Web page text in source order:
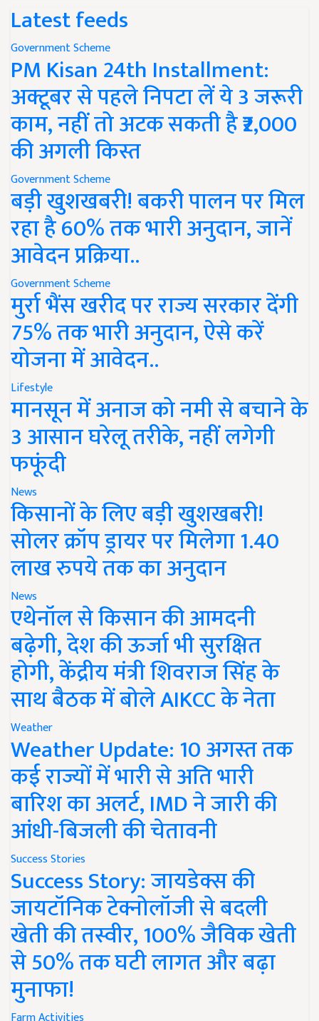
Latest feeds
Government Scheme
PM Kisan 24th Installment:
अक्टूबर से पहले निपटा लें ये 3 जरूरी
काम, नहीं तो अटक सकती है ₹2,000
की अगली किस्त
Government Scheme
बड़ी खुशखबरी! बकरी पालन पर मिल
रहा है 60% तक भारी अनुदान, जानें
आवेदन प्रक्रिया..
Government Scheme
मुर्रा भैंस खरीद पर राज्य सरकार देंगी
75% तक भारी अनुदान, ऐसे करें
योजना में आवेदन..
Lifestyle
मानसून में अनाज को नमी से बचाने के
3 आसान घरेलू तरीके, नहीं लगेगी
फफूंदी
News
किसानों के लिए बड़ी खुशखबरी!
सोलर क्रॉप ड्रायर पर मिलेगा 1.40
लाख रुपये तक का अनुदान
News
एथेनॉल से किसान की आमदनी
बढ़ेगी, देश की ऊर्जा भी सुरक्षित
होगी, केंद्रीय मंत्री शिवराज सिंह के
साथ बैठक में बोले AIKCC के नेता
Weather
Weather Update: 10 अगस्त तक
कई राज्यों में भारी से अति भारी
बारिश का अलर्ट, IMD ने जारी की
आंधी-बिजली की चेतावनी
Success Stories
Success Story: जायडेक्स की
जायटॉनिक टेक्नोलॉजी से बदली
खेती की तस्वीर, 100% जैविक खेती
से 50% तक घटी लागत और बढ़ा
मुनाफा!